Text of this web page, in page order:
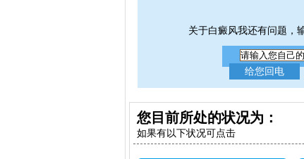
关于白癜风我还有问题，
您目前所处的状况为：
如果有以下状况可点击